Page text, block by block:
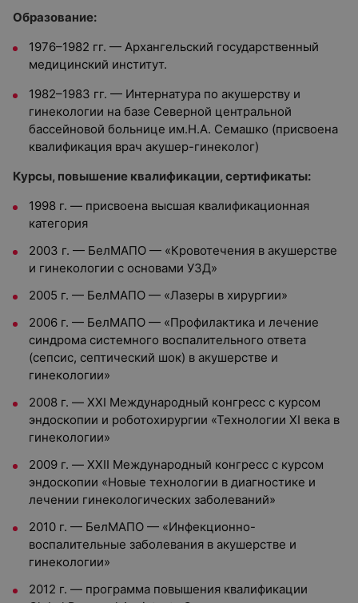
Образование:
1976–1982 гг. — Архангельский государственный
медицинский институт.
1982–1983 гг. — Интернатура по акушерству и
гинекологии на базе Северной центральной
бассейновой больнице им.Н.А. Семашко (присвоена
квалификация врач акушер-гинеколог)
Курсы, повышение квалификации, сертификаты:
1998 г. — присвоена высшая квалификационная
категория
2003 г. — БелМАПО — «Кровотечения в акушерстве
и гинекологии с основами УЗД»
2005 г. — БелМАПО — «Лазеры в хирургии»
2006 г. — БелМАПО — «Профилактика и лечение
синдрома системного воспалительного ответа
(сепсис, септический шок) в акушерстве и
гинекологии»
2008 г. — XXI Международный конгресс с курсом
эндоскопии и роботохирургии «Технологии XI века в
гинекологии»
2009 г. — XXII Международный конгресс с курсом
эндоскопии «Новые технологии в диагностике и
лечении гинекологических заболеваний»
2010 г. — БелМАПО — «Инфекционно-
воспалительные заболевания в акушерстве и
гинекологии»
2012 г. — программа повышения квалификации